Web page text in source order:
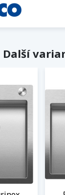
Další